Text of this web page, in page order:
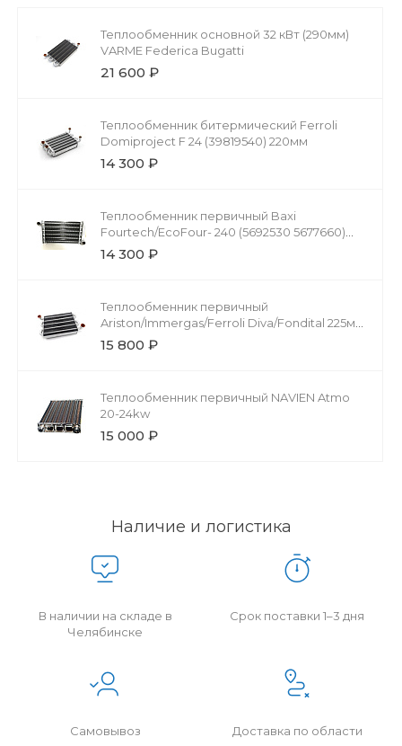
Теплообменник основной 32 кВт (290мм)
VARME Federica Bugatti
21 600 ₽
Теплообменник битермический Ferroli
Domiproject F 24 (39819540) 220мм
14 300 ₽
Теплообменник первичный Baxi
Fourtech/EcoFour- 240 (5692530 5677660)
270мм
14 300 ₽
Теплообменник первичный
Ariston/Immergas/Ferroli Diva/Fondital 225мм
(Медный) 65106297/1.035442
15 800 ₽
Теплообменник первичный NAVIEN Atmo
20-24kw
15 000 ₽
Наличие и логистика
В наличии на складе в
Челябинске
Срок поставки 1–3 дня
Самовывоз Доставка по области